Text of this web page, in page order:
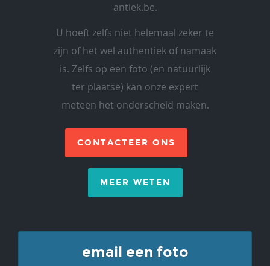
antiek.be.
U hoeft zelfs niet helemaal zeker te
zijn of het wel authentiek of namaak
is. Zelfs op een foto (en natuurlijk
ter plaatse) kan onze expert
meteen het onderscheid maken.
CONTACTEER ONS
MEER WETEN
email een foto